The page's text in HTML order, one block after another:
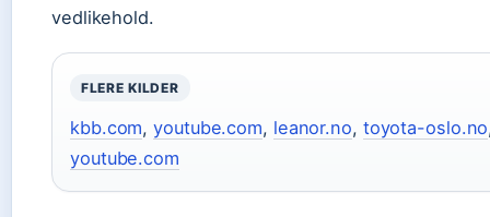
vedlikehold.
FLERE KILDER
kbb.com,youtube.com, leanor.no, toyota-oslo.no
youtube.com